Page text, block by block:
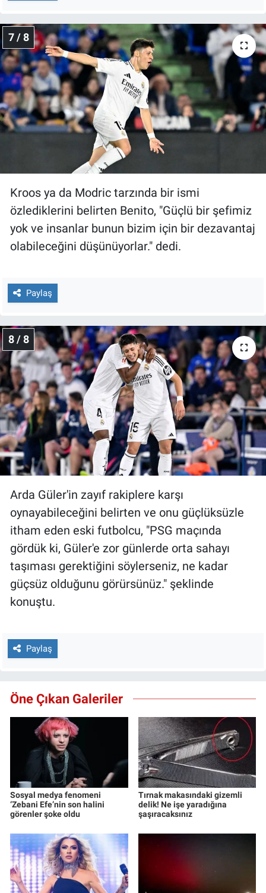
7 / 8
Kroos ya da Modric tarzında bir ismi
özlediklerini belirten Benito, "Güçlü bir şefimiz
yok ve insanlar bunun bizim için bir dezavantaj
olabileceğini düşünüyorlar." dedi.
Paylaş
8 / 8
Arda Güler'in zayıf rakiplere karşı
oynayabileceğini belirten ve onu güçlüksüzle
itham eden eski futbolcu, "PSG maçında
gördük ki, Güler'e zor günlerde orta sahayı
taşıması gerektiğini söylerseniz, ne kadar
güçsüz olduğunu görürsünüz." şeklinde
konuştu.
Paylaş
Öne Çıkan Galeriler
Sosyal medya fenomeni
‘Zebani Efe’nin son halini
görenler şoke oldu
Tırnak makasındaki gizemli
delik! Ne işe yaradığına
şaşıracaksınız